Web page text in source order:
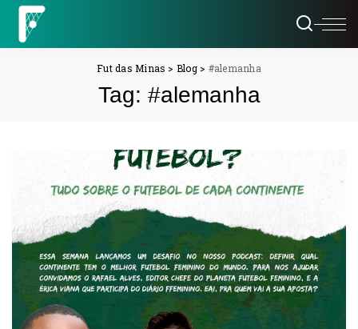
Fut das Minas > Blog> #alemanha
Tag: #alemanha